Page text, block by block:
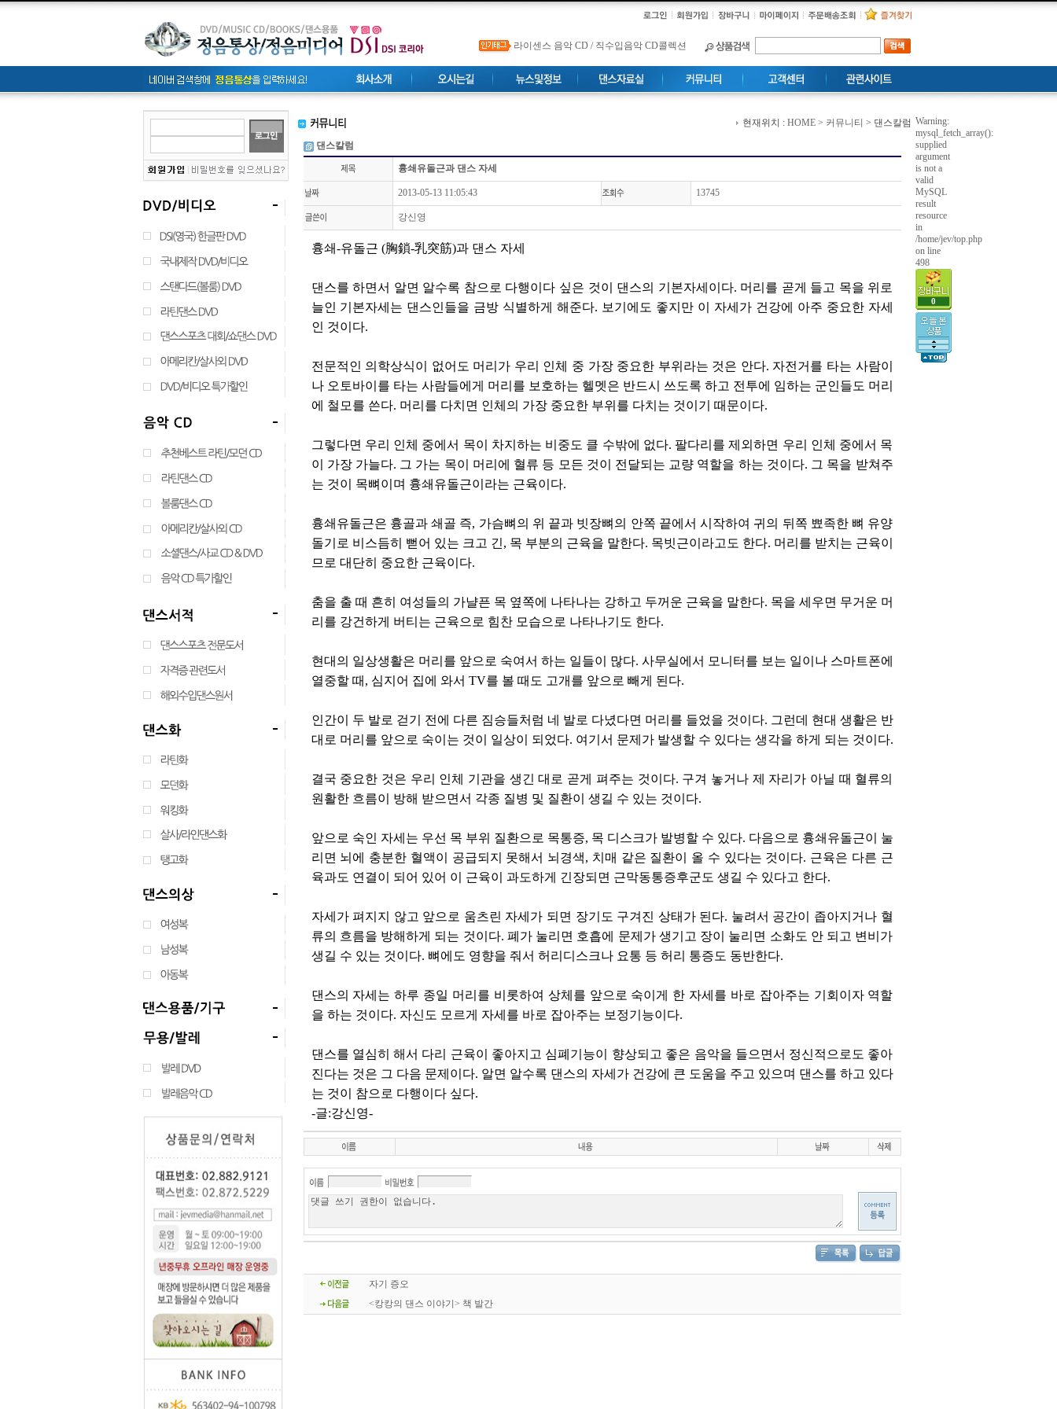
Warning:
mysql_fetch_array():
supplied
argument
is not a
valid
MySQL
result
resource
in
/home/jev/top.php
on line
498
0
라이센스 음악 CD / 직수입음악 CD콜렉션
현재위치 : HOME > 커뮤니티 > 댄스칼럼
댄스칼럼
흉쇄유돌근과 댄스 자세
2013-05-13 11:05:43 13745
강신영
흉쇄-유돌근 (胸鎖-乳突筋)과 댄스 자세
댄스를 하면서 알면 알수록 참으로 다행이다 싶은 것이 댄스의 기본자세이다. 머리를 곧게 들고 목을 위로
늘인 기본자세는 댄스인들을 금방 식별하게 해준다. 보기에도 좋지만 이 자세가 건강에 아주 중요한 자세
인 것이다.
전문적인 의학상식이 없어도 머리가 우리 인체 중 가장 중요한 부위라는 것은 안다. 자전거를 타는 사람이
나 오토바이를 타는 사람들에게 머리를 보호하는 헬멧은 반드시 쓰도록 하고 전투에 임하는 군인들도 머리
에 철모를 쓴다. 머리를 다치면 인체의 가장 중요한 부위를 다치는 것이기 때문이다.
그렇다면 우리 인체 중에서 목이 차지하는 비중도 클 수밖에 없다. 팔다리를 제외하면 우리 인체 중에서 목
이 가장 가늘다. 그 가는 목이 머리에 혈류 등 모든 것이 전달되는 교량 역할을 하는 것이다. 그 목을 받쳐주
는 것이 목뼈이며 흉쇄유돌근이라는 근육이다.
흉쇄유돌근은 흉골과 쇄골 즉, 가슴뼈의 위 끝과 빗장뼈의 안쪽 끝에서 시작하여 귀의 뒤쪽 뾰족한 뼈 유양
돌기로 비스듬히 뻗어 있는 크고 긴, 목 부분의 근육을 말한다. 목빗근이라고도 한다. 머리를 받치는 근육이
므로 대단히 중요한 근육이다.
춤을 출 때 흔히 여성들의 가냘픈 목 옆쪽에 나타나는 강하고 두꺼운 근육을 말한다. 목을 세우면 무거운 머
리를 강건하게 버티는 근육으로 힘찬 모습으로 나타나기도 한다.
현대의 일상생활은 머리를 앞으로 숙여서 하는 일들이 많다. 사무실에서 모니터를 보는 일이나 스마트폰에
열중할 때, 심지어 집에 와서 TV를 볼 때도 고개를 앞으로 빼게 된다.
인간이 두 발로 걷기 전에 다른 짐승들처럼 네 발로 다녔다면 머리를 들었을 것이다. 그런데 현대 생활은 반
대로 머리를 앞으로 숙이는 것이 일상이 되었다. 여기서 문제가 발생할 수 있다는 생각을 하게 되는 것이다.
결국 중요한 것은 우리 인체 기관을 생긴 대로 곧게 펴주는 것이다. 구겨 놓거나 제 자리가 아닐 때 혈류의
원활한 흐름이 방해 받으면서 각종 질병 및 질환이 생길 수 있는 것이다.
앞으로 숙인 자세는 우선 목 부위 질환으로 목통증, 목 디스크가 발병할 수 있다. 다음으로 흉쇄유돌근이 눌
리면 뇌에 충분한 혈액이 공급되지 못해서 뇌경색, 치매 같은 질환이 올 수 있다는 것이다. 근육은 다른 근
육과도 연결이 되어 있어 이 근육이 과도하게 긴장되면 근막동통증후군도 생길 수 있다고 한다.
자세가 펴지지 않고 앞으로 움츠린 자세가 되면 장기도 구겨진 상태가 된다. 눌려서 공간이 좁아지거나 혈
류의 흐름을 방해하게 되는 것이다. 폐가 눌리면 호흡에 문제가 생기고 장이 눌리면 소화도 안 되고 변비가
생길 수 있는 것이다. 뼈에도 영향을 줘서 허리디스크나 요통 등 허리 통증도 동반한다.
댄스의 자세는 하루 종일 머리를 비롯하여 상체를 앞으로 숙이게 한 자세를 바로 잡아주는 기회이자 역할
을 하는 것이다. 자신도 모르게 자세를 바로 잡아주는 보정기능이다.
댄스를 열심히 해서 다리 근육이 좋아지고 심폐기능이 향상되고 좋은 음악을 들으면서 정신적으로도 좋아
진다는 것은 그 다음 문제이다. 알면 알수록 댄스의 자세가 건강에 큰 도움을 주고 있으며 댄스를 하고 있다
는 것이 참으로 다행이다 싶다.
-글:강신영-
자기 증오
<캉캉의 댄스 이야기> 책 발간